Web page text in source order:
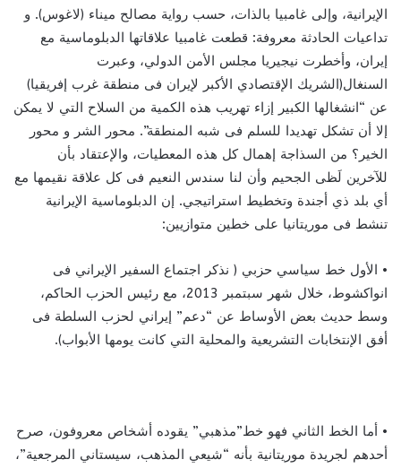
الإيرانية، وإلى غامبيا بالذات، حسب رواية مصالح ميناء (لاغوس). و
تداعيات الحادثة معروفة: قطعت غامبيا علاقاتها الدبلوماسية مع
إيران، وأخطرت نيجيريا مجلس الأمن الدولي، وعبرت
السنغال(الشريك الإقتصادي الأكبر لإيران فى منطقة غرب إفريقيا)
عن “انشغالها الكبير إزاء تهريب هذه الكمية من السلاح التي لا يمكن
إلا أن تشكل تهديدا للسلم فى شبه المنطقة”. محور الشر و محور
الخير؟ من السذاجة إهمال كل هذه المعطيات، والإعتقاد بأن
للآخرين لَظى الجحيم وأن لنا سندس النعيم فى كل علاقة نقيمها مع
أي بلد ذي أجندة وتخطيط استراتيجي. إن الدبلوماسية الإيرانية
تنشط فى موريتانيا على خطين متوازيين:
• الأول خط سياسي حزبي ( نذكر اجتماع السفير الإيراني فى
انواكشوط، خلال شهر سبتمبر 2013، مع رئيس الحزب الحاكم،
وسط حديث بعض الأوساط عن “دعم” إيراني لحزب السلطة فى
أفق الإنتخابات التشريعية والمحلية التي كانت يومها الأبواب).
• أما الخط الثاني فهو خط”مذهبي” يقوده أشخاص معروفون، صرح
أحدهم لجريدة موريتانية بأنه “شيعي المذهب، سيستاني المرجعية”،